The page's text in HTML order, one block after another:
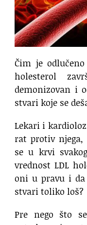
Čim je
holesterol
demonizovan i
stvari koje se
Lekari i
rat protiv
se u krvi
vrednost LDL
oni u pravu i
stvari toliko loš?
Pre nego što